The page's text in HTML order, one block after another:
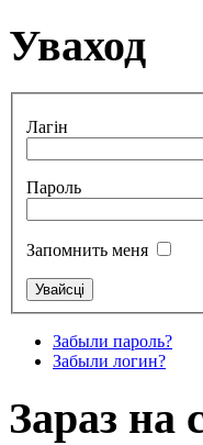
Уваход
Лагін
Пароль
Запомнить меня
Забыли пароль?
Забыли логин?
Зараз на